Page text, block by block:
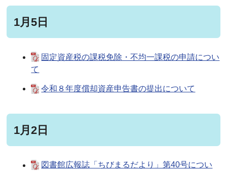
1月5日
固定資産税の課税免除・不均一課税の申請につい
て
令和８年度償却資産申告書の提出について
1月2日
図書館広報誌「ちびまるだより」第40号につい